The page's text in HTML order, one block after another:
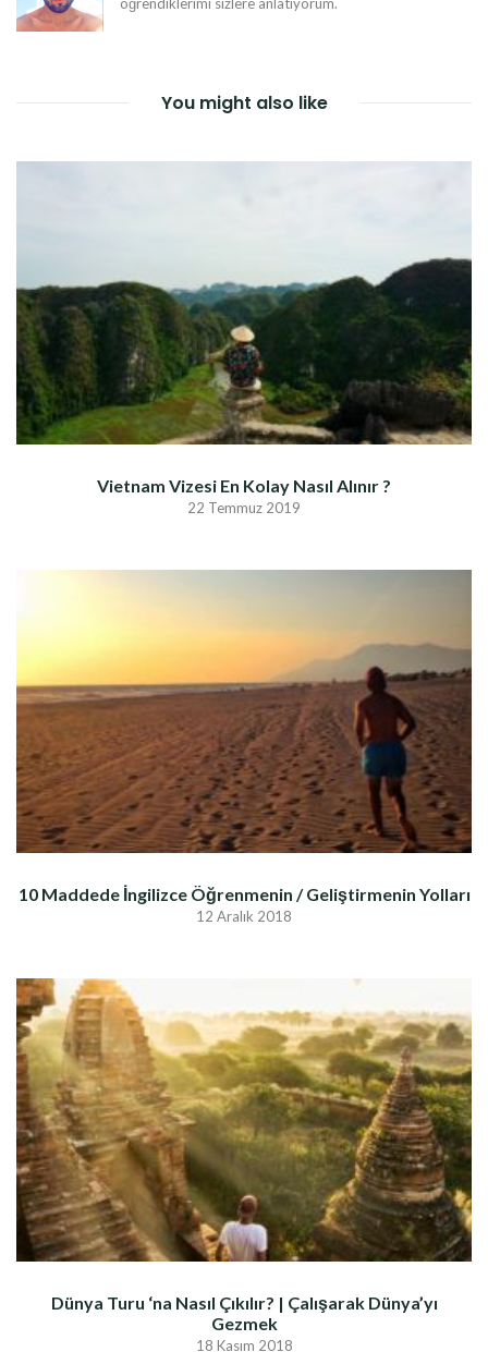
You might also like
Vietnam Vizesi En Kolay Nasıl Alınır ?
22 Temmuz 2019
10 Maddede İngilizce Öğrenmenin / Geliştirmenin Yolları
12 Aralık 2018
Dünya Turu ‘na Nasıl Çıkılır? | Çalışarak Dünya’yı
Gezmek
18 Kasım 2018